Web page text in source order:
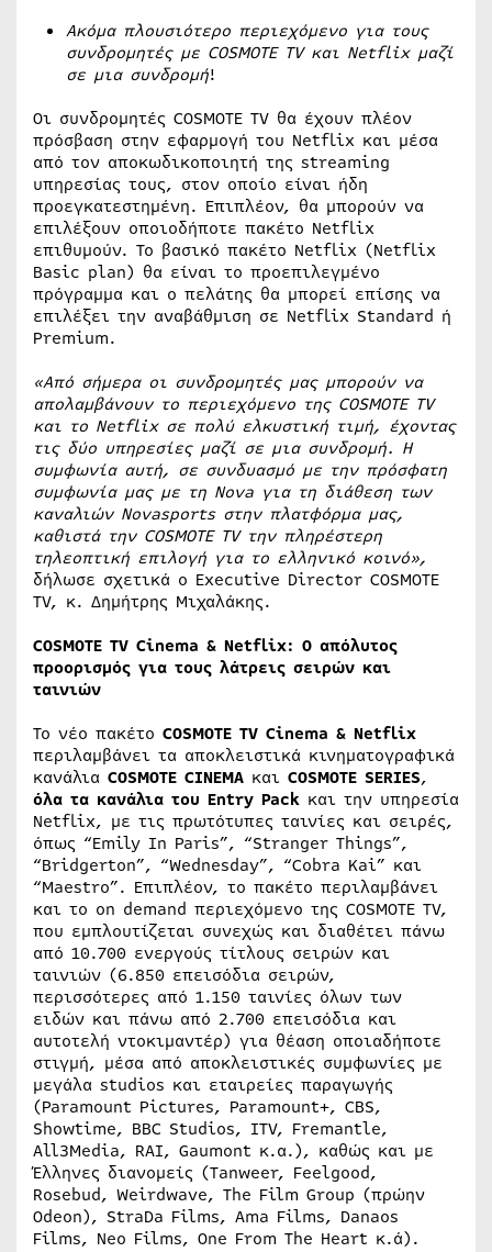
Ακόμα πλουσιότερο περιεχόμενο για τους
συνδρομητές με COSMOTE TV και Netflix μαζί
σε μια συνδρομή!
Οι συνδρομητές COSMOTE TV θα έχουν πλέον
πρόσβαση στην εφαρμογή του Netflix και μέσα
από τον αποκωδικοποιητή της streaming
υπηρεσίας τους, στον οποίο είναι ήδη
προεγκατεστημένη. Επιπλέον, θα μπορούν να
επιλέξουν οποιοδήποτε πακέτο Netflix
επιθυμούν. Το βασικό πακέτο Netflix (Netflix
Basic plan) θα είναι το προεπιλεγμένο
πρόγραμμα και ο πελάτης θα μπορεί επίσης να
επιλέξει την αναβάθμιση σε Netflix Standard ή
Premium.
«Από σήμερα οι συνδρομητές μας μπορούν να
απολαμβάνουν το περιεχόμενο της COSMOTE TV
και το Netflix σε πολύ ελκυστική τιμή, έχοντας
τις δύο υπηρεσίες μαζί σε μια συνδρομή. Η
συμφωνία αυτή, σε συνδυασμό με την πρόσφατη
συμφωνία μας με τη Nova για τη διάθεση των
καναλιών Novasports στην πλατφόρμα μας,
καθιστά την COSMOTE TV την πληρέστερη
τηλεοπτική επιλογή για το ελληνικό κοινό»,
δήλωσε σχετικά ο Executive Director COSMOTE
TV, κ. Δημήτρης Μιχαλάκης.
COSMOTE TV Cinema & Netflix: Ο απόλυτος
προορισμός για τους λάτρεις σειρών και
ταινιών
Το νέο πακέτο COSMOTE TV Cinema & Netflix
περιλαμβάνει τα αποκλειστικά κινηματογραφικά
κανάλια COSMOTE CINEMA και COSMOTE SERIES,
όλα τα κανάλια του Entry Pack και την υπηρεσία
Netflix, με τις πρωτότυπες ταινίες και σειρές,
όπως “Emily In Paris”, “Stranger Things”,
“Bridgerton”, “Wednesday”, “Cobra Kai” και
“Maestro”. Επιπλέον, το πακέτο περιλαμβάνει
και το on demand περιεχόμενο της COSMOTE TV,
που εμπλουτίζεται συνεχώς και διαθέτει πάνω
από 10.700 ενεργούς τίτλους σειρών και
ταινιών (6.850 επεισόδια σειρών,
περισσότερες από 1.150 ταινίες όλων των
ειδών και πάνω από 2.700 επεισόδια και
αυτοτελή ντοκιμαντέρ) για θέαση οποιαδήποτε
στιγμή, μέσα από αποκλειστικές συμφωνίες με
μεγάλα studios και εταιρείες παραγωγής
(Paramount Pictures, Paramount+, CBS,
Showtime, BBC Studios, ITV, Fremantle,
All3Media, RAI, Gaumont κ.α.), καθώς και με
Έλληνες διανομείς (Tanweer, Feelgood,
Rosebud, Weirdwave, The Film Group (πρώην
Odeon), StraDa Films, Ama Films, Danaos
Films, Neo Films, One From The Heart κ.ά).